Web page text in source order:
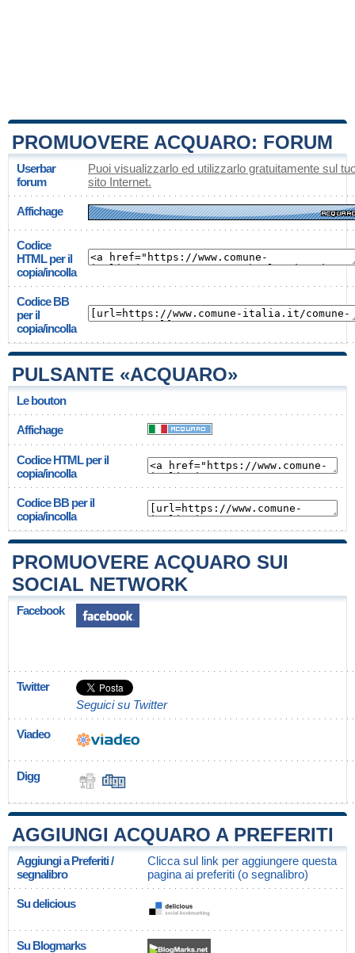
PROMUOVERE ACQUARO: FORUM
Userbar
forum
Puoi visualizzarlo ed utilizzarlo gratuitamente sul
sito Internet.
Affichage
Codice
HTML per il
copia/incolla
Codice BB
per il
copia/incolla
PULSANTE «ACQUARO»
Le bouton
Affichage
Codice HTML per il
copia/incolla
Codice BB per il
copia/incolla
PROMUOVERE ACQUARO SUI
SOCIAL NETWORK
Facebook
Twitter
Seguici su Twitter
Viadeo
Digg
AGGIUNGI ACQUARO A PREFERITI
Aggiungi a Preferiti /
segnalibro
Clicca sul link per aggiungere questa
pagina ai preferiti (o segnalibro)
Su delicious
Su Blogmarks